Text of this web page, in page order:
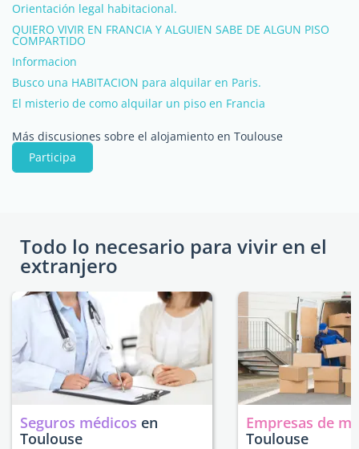
Orientación legal habitacional.
QUIERO VIVIR EN FRANCIA Y ALGUIEN SABE DE ALGUN PISO
COMPARTIDO
Informacion
Busco una HABITACION para alquilar en Paris.
El misterio de como alquilar un piso en Francia
Más discusiones sobre el alojamiento en Toulouse
Participa
Todo lo necesario para vivir en el
extranjero
Seguros médicos en
Toulouse
Empresas de
Toulouse